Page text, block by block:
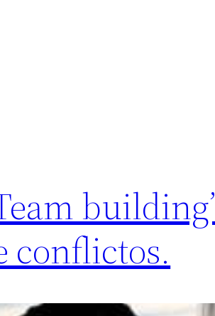
building’
conflictos.